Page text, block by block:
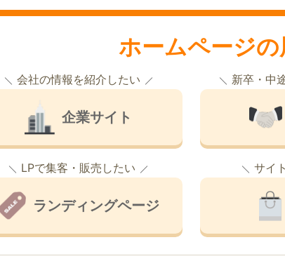
ホームページの
会社の情報を紹介したい
企業サイト
新卒・中
LPで集客・販売したい
ランディングページ
サイ